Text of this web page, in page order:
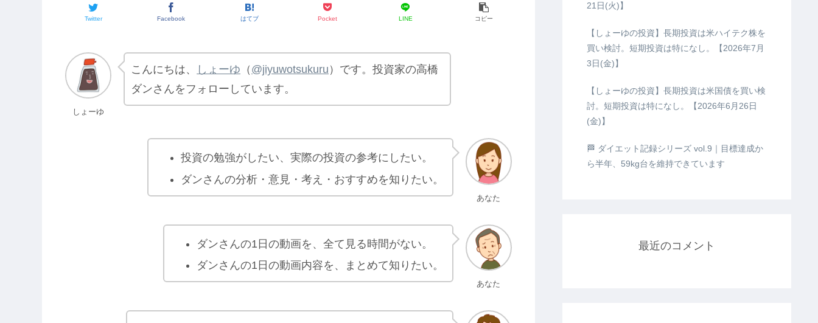
Twitter Facebook はてブ Pocket LINE コピー
しょーゆ
こんにちは、 しょーゆ （ @jiyuwotsukuru ）です。投資家の高橋
ダンさんをフォローしています。
あなた
投資の勉強がしたい、実際の投資の参考にしたい。
ダンさんの分析・意見・考え・おすすめを知りたい。
あなた
ダンさんの1日の動画を、全て見る時間がない。
ダンさんの1日の動画内容を、まとめて知りたい。
21日(火)】
【しょーゆの投資】長期投資は米ハイテク株を
買い検討。短期投資は特になし。【2026年7月
3日(金)】
【しょーゆの投資】長期投資は米国債を買い検
討。短期投資は特になし。【2026年6月26日
(金)】
🏁 ダイエット記録シリーズ vol.9｜目標達成か
ら半年、59kg台を維持できています
最近のコメント